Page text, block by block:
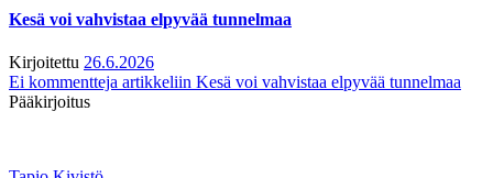
Kesä voi vahvistaa elpyvää tunnelmaa
Kirjoitettu 26.6.2026
Ei kommentteja artikkeliin Kesä voi vahvistaa elpyvää tunnelmaa
Pääkirjoitus